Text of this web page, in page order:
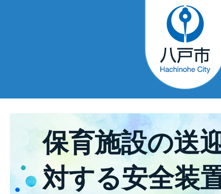
保育施設の送
対する安全装